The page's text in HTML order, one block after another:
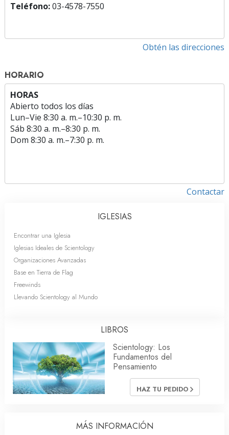
Teléfono:03-4578-7550
Obtén las direcciones
HORARIO
HORAS
Abierto todos los días
Lun–Vie 8:30 a. m.–10:30 p. m.
Sáb 8:30 a. m.–8:30 p. m.
Dom 8:30 a. m.–7:30 p. m.
Contactar
IGLESIAS
Encontrar una Iglesia
Iglesias Ideales de Scientology
Organizaciones Avanzadas
Base en Tierra de Flag
Freewinds
Llevando Scientology al Mundo
LIBROS
Scientology: Los
Fundamentos del
Pensamiento
HAZ TU PEDIDO
MÁS INFORMACIÓN